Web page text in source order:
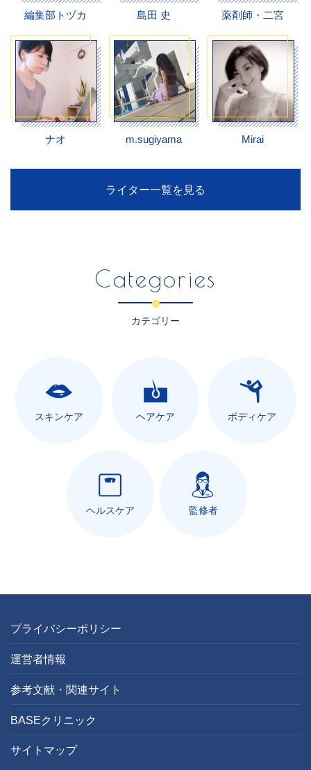
編集部トヅカ 島田 史 薬剤師・二宮
ナオ m.sugiyama Mirai
ライター一覧を見る
Categories
カテゴリー
スキンケア ヘアケア ボディケア
ヘルスケア 監修者
プライバシーポリシー
運営者情報
参考文献・関連サイト
BASEクリニック
サイトマップ